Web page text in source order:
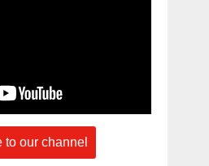
to our channel